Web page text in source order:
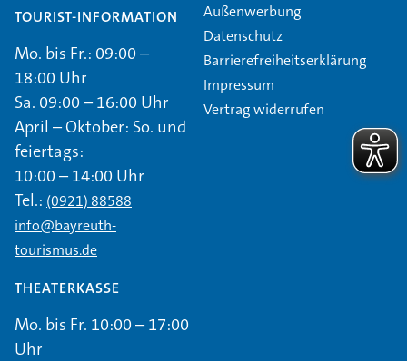
TOURIST-INFORMATION
Mo. bis Fr.: 09:00 –
18:00 Uhr
Sa. 09:00 – 16:00 Uhr
April – Oktober: So. und
feiertags:
10:00 – 14:00 Uhr
Tel.: (0921) 88588
info@bayreuth-
tourismus.de
THEATERKASSE
Mo. bis Fr. 10:00 – 17:00
Uhr
Außenwerbung
Datenschutz
Barrierefreiheitserklärung
Impressum
Vertrag widerrufen